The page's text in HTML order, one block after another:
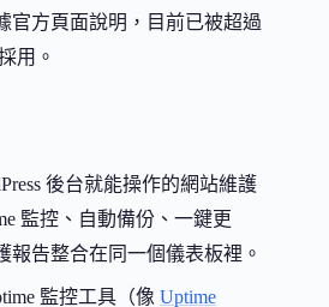
官方頁面說明，目前已被超過
用。
後台就能操作的網站維護
監控、自動備份、一鍵更
報告整合在同一個儀表板裡。
監控工具（像 Uptime